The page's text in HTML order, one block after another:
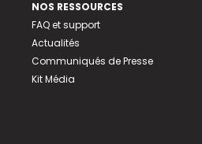
NOS RESSOURCES
FAQ et support
Actualités
Communiqués de Presse
Kit Média